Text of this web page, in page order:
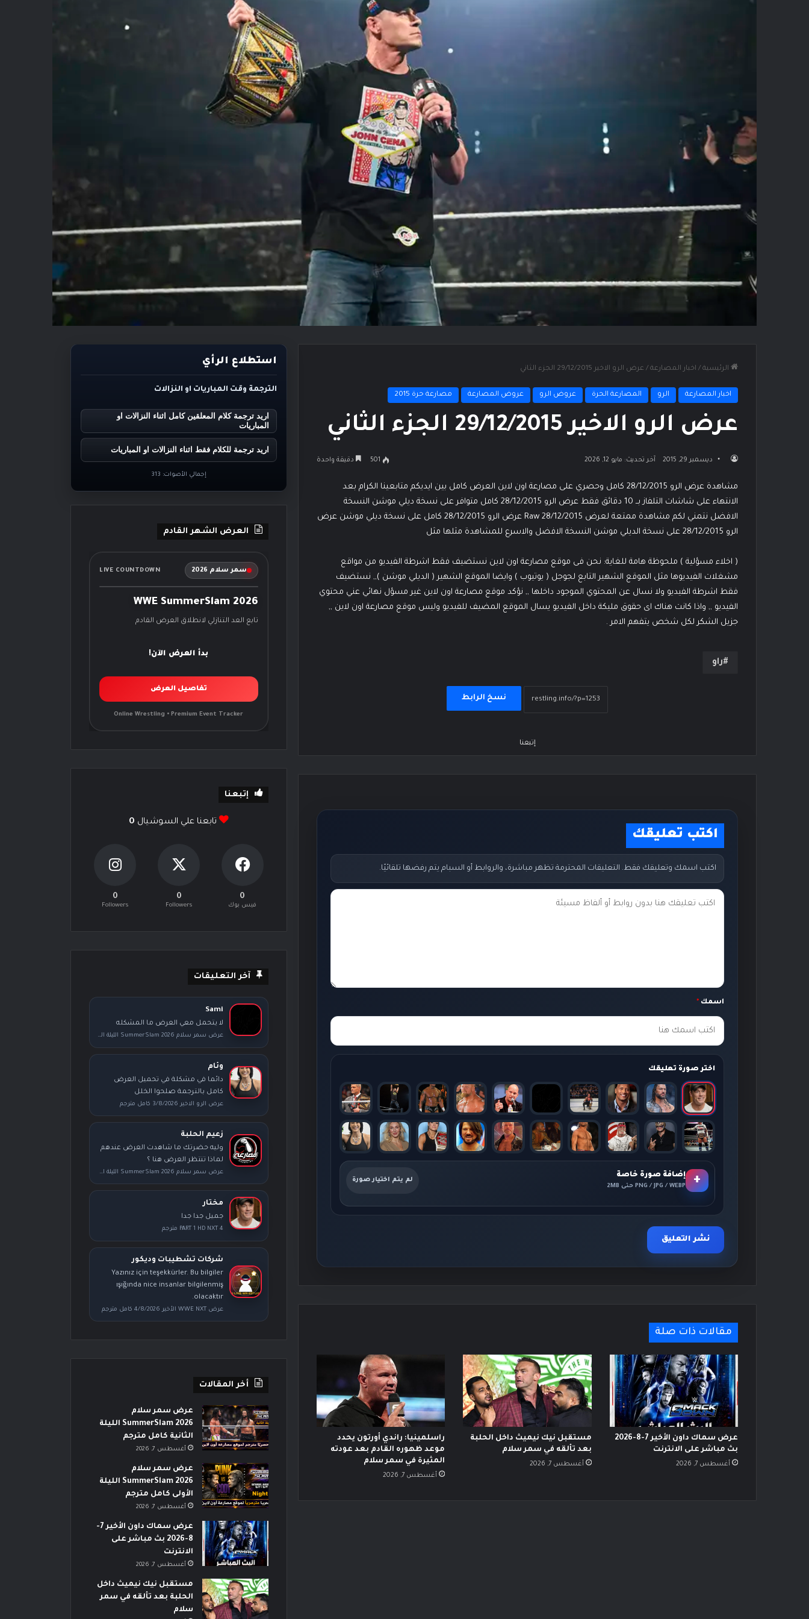
الرئيسية / اخبار المصارعة / عرض الرو الاخير 29/12/2015 الجزء الثاني
اخبار المصارعة الرو المصارعة الحرة عروض الرو عروض المصارعة مصارعة حرة 2015
عرض الرو الاخير 29/12/2015 الجزء الثاني
ديسمبر 29, 2015 آخر تحديث: مايو 12, 2026 501 دقيقة واحدة
مشاهدة عرض الرو 28/12/2015 كامل وحصري على مصارعة اون لاين العرض كامل بين ايديكم متابعينا الكرام بعد
الانتهاء على شاشات التلفاز بــ 10 دقائق فقط عرض الرو 28/12/2015 كامل متوافر على نسخة ديلي موشن النسخة
الافضل نتمني لكم مشاهدة ممتعة لعرض Raw 28/12/2015 عرض الرو 28/12/2015 كامل على نسخة ديلي موشن عرض
الرو 28/12/2015 على نسخة الديلي موشن النسخة الافضل والاسرع للمشاهدة مثلها مثل
( اخلاء مسؤلية ) ملحوظة هامة للغاية: نحن فى موقع مصارعة اون لاين نستضيف فقط اشرطة الفيديو من مواقع
مشغلات الفيديوها مثل الموقع الشهير التابع لجوجل ( يوتيوب ) وايضا الموقع الشهير ( الديلي موشن ),, نستضيف
فقط اشرطة الفيديو ولا نسال عن المحتوي الموجود داخلها ,, نؤكد موقع مصارعة اون لاين غير مسؤل نهائي عني محتوي
الفيديو ,, واذا كانت هناك اى حقوق مليكة داخل الفيديو يسال الموقع المضيف للفيديو وليس موقع مصارعة اون لاين ,,
جزيل الشكر لكل شخص يتفهم الامر .
راو
نسخ الرابط
إتبعنا
اكتب تعليقك
اكتب اسمك وتعليقك فقط. التعليقات المحترمة تظهر مباشرة، والروابط أو السبام يتم رفضها تلقائيًا.
ت
ك
اسمك *
اختر صورة تعليقك
+ إضافة صورة خاصة
PNG / JPG / WEBP حتى 2MB
لم يتم اختيار صورة
مقالات ذات صلة
عرض سماك داون الأخير 7-8-2026
بث مباشر على الانترنت
أغسطس 7, 2026
مستقبل نيك نيميث داخل الحلبة
بعد تألقه في سمر سلام
أغسطس 7, 2026
راسلمينيا: راندي أورتون يحدد
موعد ظهوره القادم بعد عودته
المثيرة في سمر سلام
أغسطس 7, 2026
استطلاع الرأي
الترجمة وقت المباريات او النزالات
اريد ترجمة كلام المعلقين كامل اثناء النزالات او
المباريات
اريد ترجمة للكلام فقط اثناء النزالات او المباريات
إجمالي الأصوات: 313
العرض الشهر القادم
سمر سلام 2026 LIVE COUNTDOWN
WWE SummerSlam 2026
تابع العد التنازلي لانطلاق العرض القادم
بدأ العرض الآن!
تفاصيل العرض
Online Wrestling • Premium Event Tracker
إتبعنا
تابعنا علي السوشيال 0
0
فيس بوك
0
Followers
0
Followers
آخر التعليقات
Sami
لا يتحمل معي العرض ما المشكله
عرض سمر سلام SummerSlam 2026 الليلة الثانية كامل مترجم
وئام
دائما في مشكلة في تحميل العرض
كامل بالترجمة صلحوا الخلل
عرض الرو الاخير 3/8/2026 كامل مترجم
زعيم الحلبة
وليه حضرتك ما شاهدت العرض عندهم
لماذا تنتظر العرض هنا ؟
عرض سمر سلام SummerSlam 2026 الليلة الأولى كامل مترجم
مختار
جميل جدا جدا
PART 1 HD NXT 4 مترجم
شركات تشطيبات وديكور
Yazınız için teşekkürler. Bu bilgiler
ışığında nice insanlar bilgilenmiş
olacaktır.
عرض WWE NXT الأخير 4/8/2026 كامل مترجم
أخر المقالات
عرض سمر سلام
SummerSlam 2026 الليلة
الثانية كامل مترجم
أغسطس 7, 2026
عرض سمر سلام
SummerSlam 2026 الليلة
الأولى كامل مترجم
أغسطس 7, 2026
عرض سماك داون الأخير 7-
8-2026 بث مباشر على
الانترنت
أغسطس 7, 2026
مستقبل نيك نيميث داخل
الحلبة بعد تألقه في سمر
سلام